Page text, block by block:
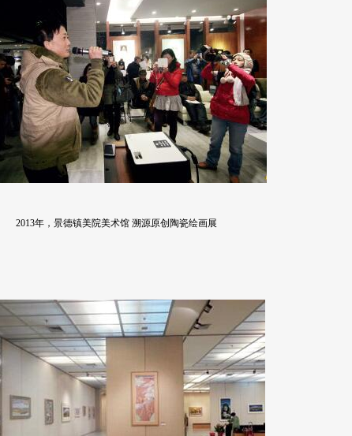
2013年，景德镇美院美术馆 溯源原创陶瓷绘画展